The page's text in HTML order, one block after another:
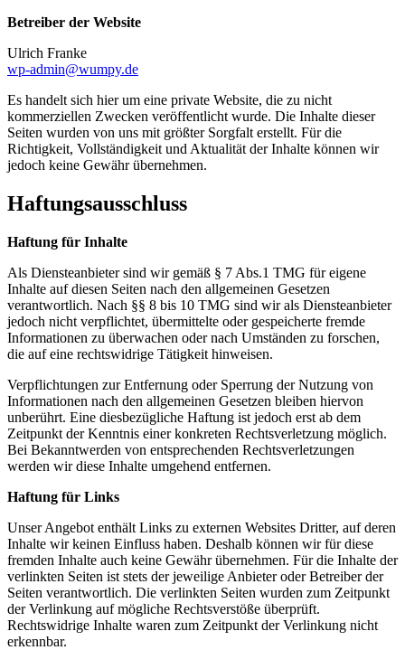
Betreiber der Website
Ulrich Franke
wp-admin@wumpy.de
Es handelt sich hier um eine private Website, die zu nicht
kommerziellen Zwecken veröffentlicht wurde. Die Inhalte dieser
Seiten wurden von uns mit größter Sorgfalt erstellt. Für die
Richtigkeit, Vollständigkeit und Aktualität der Inhalte können wir
jedoch keine Gewähr übernehmen.
Haftungsausschluss
Haftung für Inhalte
Als Diensteanbieter sind wir gemäß § 7 Abs.1 TMG für eigene
Inhalte auf diesen Seiten nach den allgemeinen Gesetzen
verantwortlich. Nach §§ 8 bis 10 TMG sind wir als Diensteanbieter
jedoch nicht verpflichtet, übermittelte oder gespeicherte fremde
Informationen zu überwachen oder nach Umständen zu forschen,
die auf eine rechtswidrige Tätigkeit hinweisen.
Verpflichtungen zur Entfernung oder Sperrung der Nutzung von
Informationen nach den allgemeinen Gesetzen bleiben hiervon
unberührt. Eine diesbezügliche Haftung ist jedoch erst ab dem
Zeitpunkt der Kenntnis einer konkreten Rechtsverletzung möglich.
Bei Bekanntwerden von entsprechenden Rechtsverletzungen
werden wir diese Inhalte umgehend entfernen.
Haftung für Links
Unser Angebot enthält Links zu externen Websites Dritter, auf deren
Inhalte wir keinen Einfluss haben. Deshalb können wir für diese
fremden Inhalte auch keine Gewähr übernehmen. Für die Inhalte der
verlinkten Seiten ist stets der jeweilige Anbieter oder Betreiber der
Seiten verantwortlich. Die verlinkten Seiten wurden zum Zeitpunkt
der Verlinkung auf mögliche Rechtsverstöße überprüft.
Rechtswidrige Inhalte waren zum Zeitpunkt der Verlinkung nicht
erkennbar.